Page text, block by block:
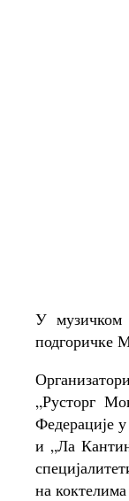
У музичком
подгоричке
„Русторг
Федерације
и „Ла
на